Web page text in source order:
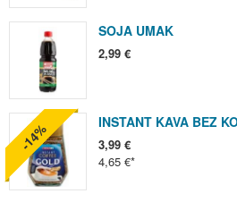
SOJA UMAK
2,99 €
INSTANT KAVA BEZ
3,99 €
4,65 €
-14%